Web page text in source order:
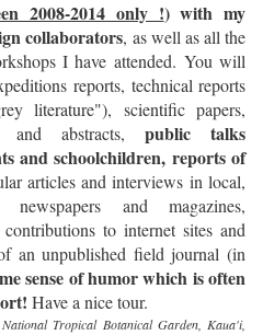
2008-2014 only !) with my
collaborators, as well as all the
I have attended. You will
reports, technical reports
literature"), scientific papers,
and abstracts,
public talks
and schoolchildren, reports of
articles and interviews in local,
and magazines,
to internet sites and
an unpublished field journal (in
sense of humorwhich is often
Have a nice tour.
Tropical Botanical Garden, Kaua'i,